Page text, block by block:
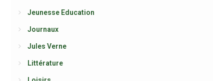
Jeunesse Education
Journaux
Jules Verne
Littérature